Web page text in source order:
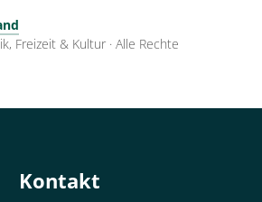
Freizeit & Kultur · Alle Rechte
Kontakt